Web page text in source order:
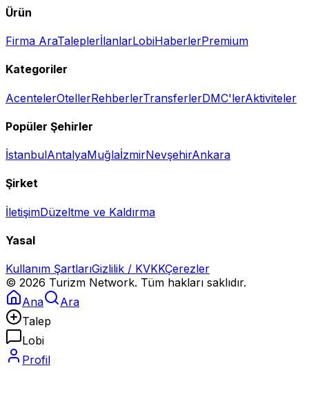
Ürün
Firma AraTaleplerİlanlarLobiHaberlerPremium
Kategoriler
AcentelerOtellerRehberlerTransferlerDMC'lerAktiviteler
Popüler Şehirler
İstanbulAntalyaMuğlaİzmirNevşehirAnkara
Şirket
İletişimDüzeltme ve Kaldırma
Yasal
Kullanım ŞartlarıGizlilik / KVKKÇerezler
© 2026 Turizm Network. Tüm hakları saklıdır.
Ana
Ara
Talep
Lobi
Profil